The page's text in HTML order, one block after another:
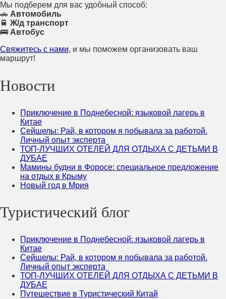
Мы подберем для вас удобный способ:
🚗 Автомобиль
🚆 Ж/д транспорт
🚌 Автобус
Свяжитесь с нами, и мы поможем организовать ваш
маршрут!
Новости
Приключение в Поднебесной: языковой лагерь в
Китае
Сейшелы: Рай, в котором я побывала за работой.
Личный опыт эксперта
ТОП-ЛУЧШИХ ОТЕЛЕЙ ДЛЯ ОТДЫХА С ДЕТЬМИ В
ДУБАЕ
Мамины будни в Форосе: специальное предложение
на отдых в Крыму
Новый год в Мрия
Туристический блог
Приключение в Поднебесной: языковой лагерь в
Китае
Сейшелы: Рай, в котором я побывала за работой.
Личный опыт эксперта
ТОП-ЛУЧШИХ ОТЕЛЕЙ ДЛЯ ОТДЫХА С ДЕТЬМИ В
ДУБАЕ
Путешествие в Туристический Китай